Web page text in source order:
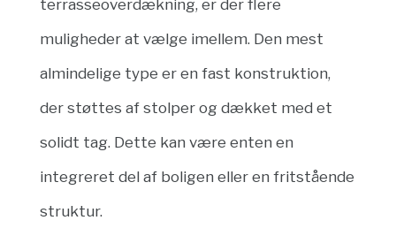
terrasseoverdækning, er der flere
muligheder at vælge imellem. Den mest
almindelige type er en fast konstruktion,
der støttes af stolper og dækket med et
solidt tag. Dette kan være enten en
integreret del af boligen eller en fritstående
struktur.